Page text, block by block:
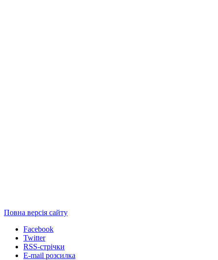
Повна версія сайту
Facebook
Twitter
RSS-стрічки
E-mail розсилка